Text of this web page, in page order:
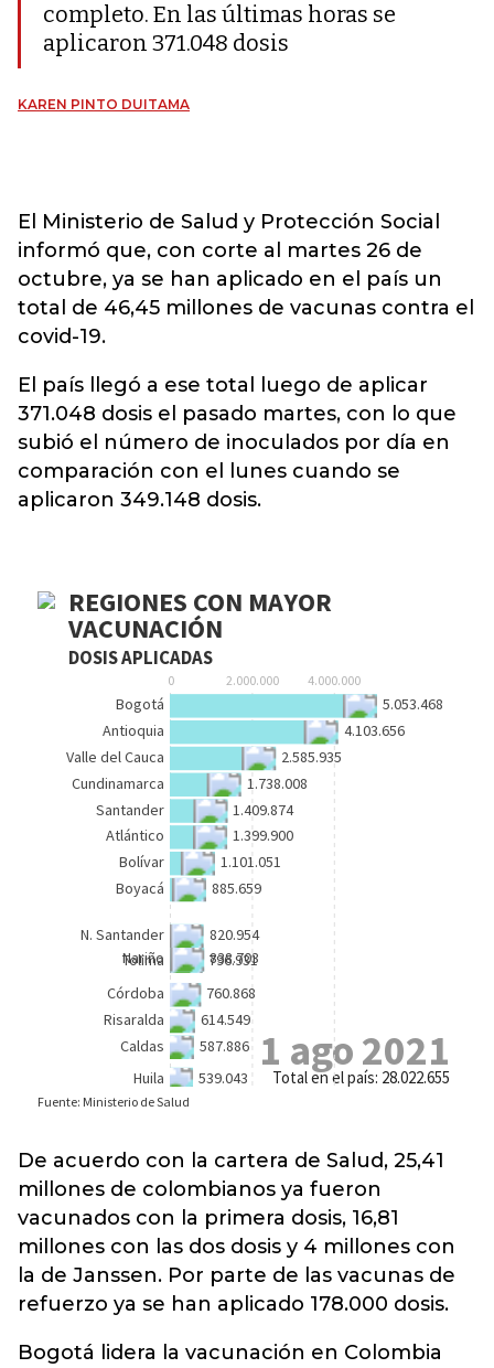
completo. En las últimas horas se
aplicaron 371.048 dosis
KAREN PINTO DUITAMA
El Ministerio de Salud y Protección Social
informó que, con corte al martes 26 de
octubre, ya se han aplicado en el país un
total de 46,45 millones de vacunas contra el
covid-19.
El país llegó a ese total luego de aplicar
371.048 dosis el pasado martes, con lo que
subió el número de inoculados por día en
comparación con el lunes cuando se
aplicaron 349.148 dosis.
De acuerdo con la cartera de Salud, 25,41
millones de colombianos ya fueron
vacunados con la primera dosis, 16,81
millones con las dos dosis y 4 millones con
la de Janssen. Por parte de las vacunas de
refuerzo ya se han aplicado 178.000 dosis.
Bogotá lidera la vacunación en Colombia